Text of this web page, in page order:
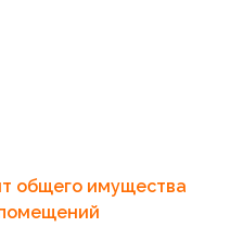
общего имущества